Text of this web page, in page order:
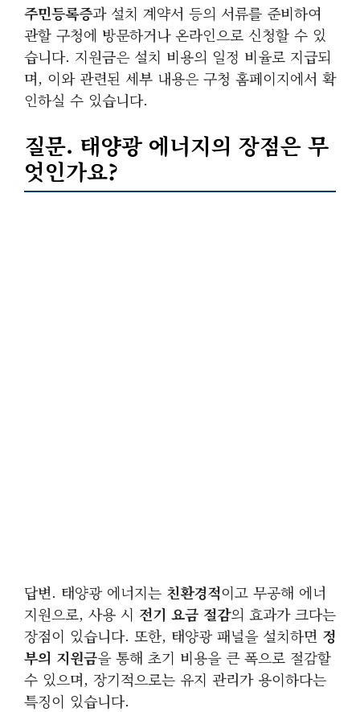
주민등록증과 설치 계약서 등의 서류를 준비하여
관할 구청에 방문하거나 온라인으로 신청할 수 있
습니다. 지원금은 설치 비용의 일정 비율로 지급되
며, 이와 관련된 세부 내용은 구청 홈페이지에서 확
인하실 수 있습니다.
질문. 태양광 에너지의 장점은 무
엇인가요?
답변. 태양광 에너지는 친환경적이고 무공해 에너
지원으로, 사용 시 전기 요금 절감의 효과가 크다는
장점이 있습니다. 또한, 태양광 패널을 설치하면 정
부의 지원금을 통해 초기 비용을 큰 폭으로 절감할
수 있으며, 장기적으로는 유지 관리가 용이하다는
특징이 있습니다.